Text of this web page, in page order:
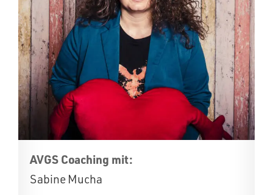
AVGS Coaching mit:
Sabine Mucha